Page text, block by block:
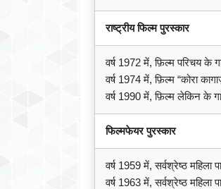
राष्ट्रीय फिल्म पुरस्कार
वर्ष 1972 में, फ़िल्म परिचय के
वर्ष 1974 में, फ़िल्म “कोरा
वर्ष 1990 में, फ़िल्म लेकिन के
फिल्मफेयर पुरस्कार
वर्ष 1959 में, सर्वश्रेष्ठ महिला
वर्ष 1963 में, सर्वश्रेष्ठ महिला